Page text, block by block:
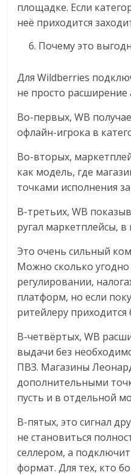
площадке. Если
неё приходится
Почему это
Для Wildberries
не просто расширение
Во-первых, WB
офлайн-игрока в
Во-вторых,
как модель, где
точками исполнения
В-третьих, WB
ругал маркетплейсы,
Это очень сильный
Можно сколько
регулировании,
платформ, но если
ритейлеру
В-четвёртых, WB
выдачи без
ПВЗ. Магазины
дополнительными
пусть и в отдельной
В-пятых, это сигнал
не становиться
селлером, а
формат. Для тех, кто